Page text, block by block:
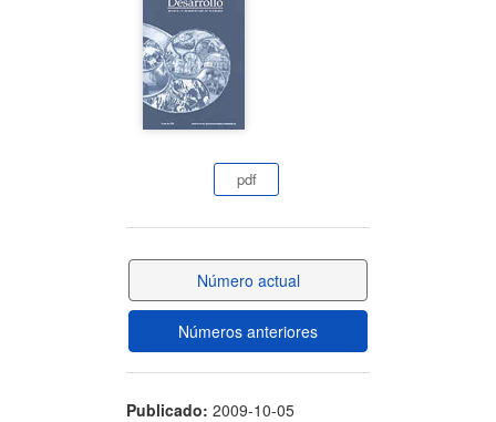
pdf
Número actual
Números anteriores
Publicado: 2009-10-05